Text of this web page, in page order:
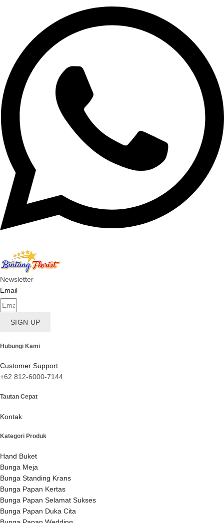
Newsletter
Email
SIGN UP
Hubungi Kami
Customer Support
+62 812-6000-7144
Tautan Cepat
Kontak
Kategori Produk
Hand Buket
Bunga Meja
Bunga Standing Krans
Bunga Papan Kertas
Bunga Papan Selamat Sukses
Bunga Papan Duka Cita